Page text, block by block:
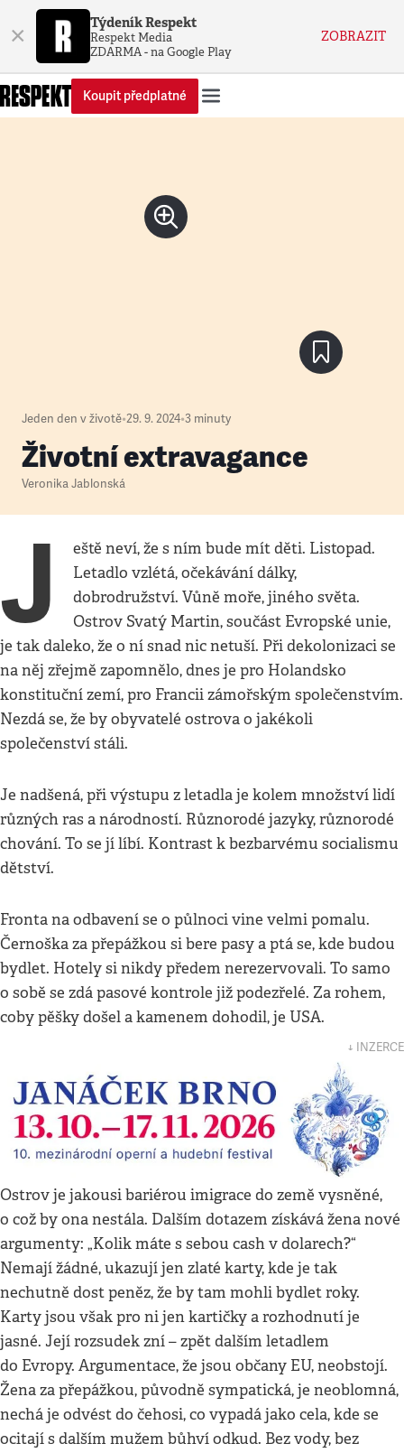
× Týdeník Respekt
Respekt Media
ZDARMA - na Google Play
ZOBRAZIT
Koupit předplatné
Jeden den v životě•29. 9. 2024•3 minuty
Životní extravagance
Veronika Jablonská
J
eště neví, že s ním bude mít děti. Listopad.
Letadlo vzlétá, očekávání dálky,
dobrodružství. Vůně moře, jiného světa.
Ostrov Svatý Martin, součást Evropské unie,
je tak daleko, že o ní snad nic netuší. Při dekolonizaci se
na něj zřejmě zapomnělo, dnes je pro Holandsko
konstituční zemí, pro Francii zámořským společenstvím.
Nezdá se, že by obyvatelé ostrova o jakékoli
společenství stáli.
Je nadšená, při výstupu z letadla je kolem množství lidí
různých ras a národností. Různorodé jazyky, různorodé
chování. To se jí líbí. Kontrast k bezbarvému socialismu
dětství.
Fronta na odbavení se o půlnoci vine velmi pomalu.
Černoška za přepážkou si bere pasy a ptá se, kde budou
bydlet. Hotely si nikdy předem nerezervovali. To samo
o sobě se zdá pasové kontrole již podezřelé. Za rohem,
coby pěšky došel a kamenem dohodil, je USA.
↓ INZERCE
Ostrov je jakousi bariérou imigrace do země vysněné,
o což by ona nestála. Dalším dotazem získává žena nové
argumenty: „Kolik máte s sebou cash v dolarech?“
Nemají žádné, ukazují jen zlaté karty, kde je tak
nechutně dost peněz, že by tam mohli bydlet roky.
Karty jsou však pro ni jen kartičky a rozhodnutí je
jasné. Její rozsudek zní – zpět dalším letadlem
do Evropy. Argumentace, že jsou občany EU, neobstojí.
Žena za přepážkou, původně sympatická, je neoblomná,
nechá je odvést do čehosi, co vypadá jako cela, kde se
ocitají s dalším mužem bůhví odkud. Bez vody, bez